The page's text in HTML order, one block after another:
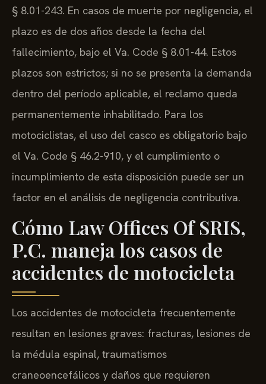
§ 8.01-243. En casos de muerte por negligencia, el
plazo es de dos años desde la fecha del
fallecimiento, bajo el Va. Code § 8.01-44. Estos
plazos son estrictos; si no se presenta la demanda
dentro del período aplicable, el reclamo queda
permanentemente inhabilitado. Para los
motociclistas, el uso del casco es obligatorio bajo
el Va. Code § 46.2-910, y el cumplimiento o
incumplimiento de esta disposición puede ser un
factor en el análisis de negligencia contributiva.
Cómo Law Offices Of SRIS,
P.C. maneja los casos de
accidentes de motocicleta
Los accidentes de motocicleta frecuentemente
resultan en lesiones graves: fracturas, lesiones de
la médula espinal, traumatismos
craneoencefálicos y daños que requieren